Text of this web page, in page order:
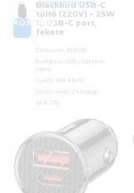
KOSÁRBA
Blackbird USB-C
töltő (220V) – 25W
1x USB-C port,
fekete
Cikkszám: BH1496
Kategória: USB-s töltők és
tápok
Gyártó: Blackbird
Garanciaidő: 24 hónap
ÁFA: 27%
3 990Ft